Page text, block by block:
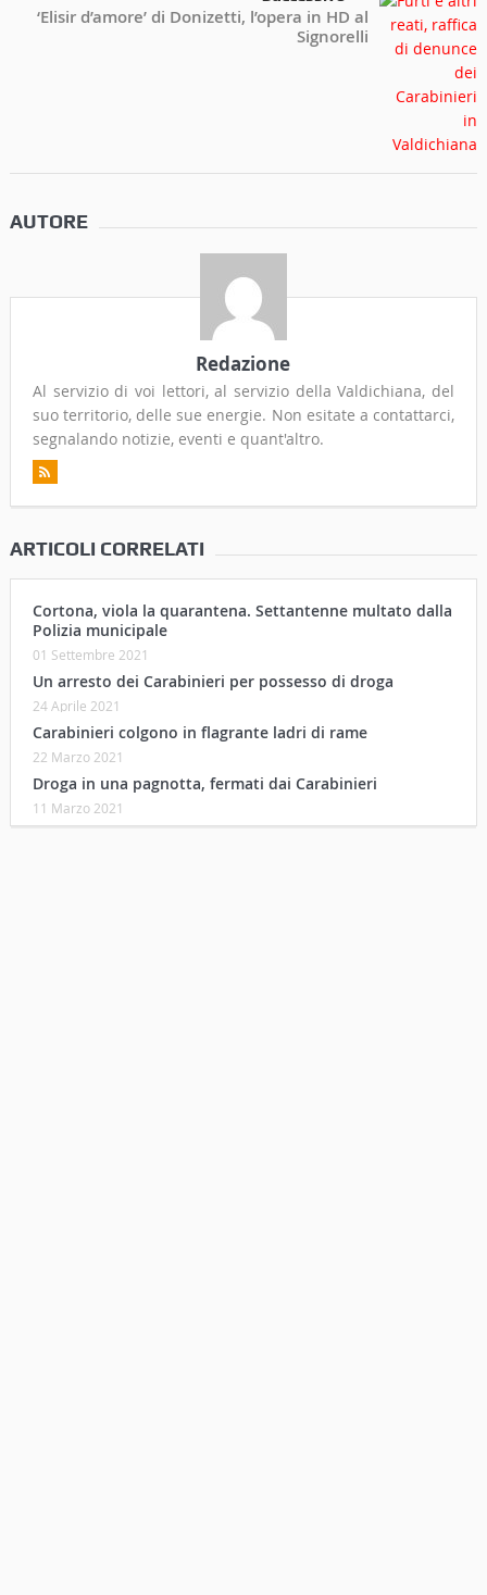
‘Elisir d’amore’ di Donizetti, l’opera in HD al
Signorelli
AUTORE
Redazione
Al servizio di voi lettori, al servizio della Valdichiana, del
suo territorio, delle sue energie. Non esitate a contattarci,
segnalando notizie, eventi e quant'altro.
ARTICOLI CORRELATI
Cortona, viola la quarantena. Settantenne multato dalla
Polizia municipale
01 Settembre 2021
Un arresto dei Carabinieri per possesso di droga
24 Aprile 2021
Carabinieri colgono in flagrante ladri di rame
22 Marzo 2021
Droga in una pagnotta, fermati dai Carabinieri
11 Marzo 2021